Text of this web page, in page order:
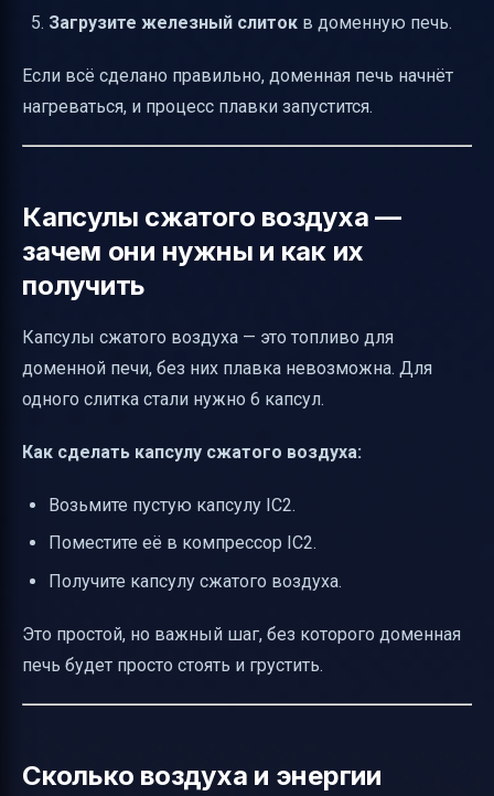
Загрузите железный слиток в доменную печь.
Если всё сделано правильно, доменная печь начнёт
нагреваться, и процесс плавки запустится.
Капсулы сжатого воздуха —
зачем они нужны и как их
получить
Капсулы сжатого воздуха — это топливо для
доменной печи, без них плавка невозможна. Для
одного слитка стали нужно 6 капсул.
Как сделать капсулу сжатого воздуха:
Возьмите пустую капсулу IC2.
Поместите её в компрессор IC2.
Получите капсулу сжатого воздуха.
Это простой, но важный шаг, без которого доменная
печь будет просто стоять и грустить.
Сколько воздуха и энергии